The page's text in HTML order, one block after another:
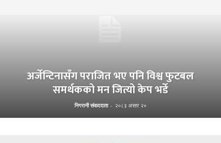
अर्जेन्टिनासँग पराजित भए पनि विश्व फुटबल
समर्थकको मन जित्यो केप भर्डे
निगरानी संवाददाता - २०८३ असार २०